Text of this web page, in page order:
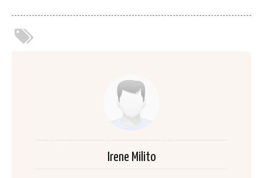
Irene Milito